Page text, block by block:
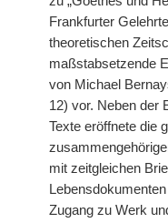
Frankfurter
theoretischen
maßstabsetzende
von Michael
12) vor. Neben der
Texte eröffnete die
mit zeitgleichen
Zugang zu Werk